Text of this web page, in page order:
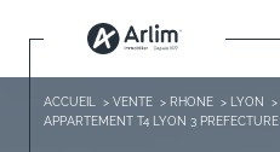
ACCUEIL VENTE RHONE LYON
APPARTEMENT T4 LYON 3 PREFECTURE